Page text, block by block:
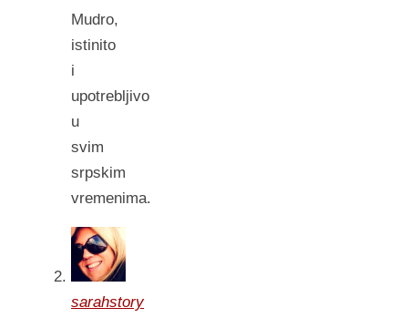
Mudro,
istinito
i
upotrebljivo
u
svim
srpskim
vremenima.
sarahstory